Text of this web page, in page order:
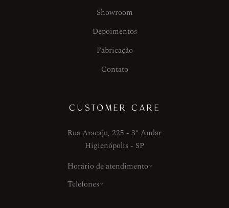
Showroom
Depoimentos
Fabricação
Contato
CUSTOMER CARE
Rua Aracaju, 225 - 3º Andar
Higienópolis - SP
Horário de atendimento
Telefones